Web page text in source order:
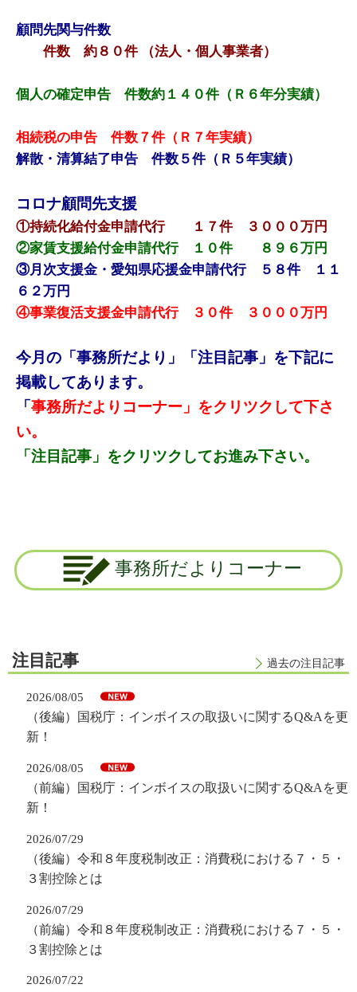
顧問先関与件数
件数 約８０件 （法人・個人事業者）
個人の確定申告 件数約１４０件（Ｒ６年分実績）
相続税の申告 件数７件（Ｒ７年実績）
解散・清算結了申告 件数５件（Ｒ５年実績）
コロナ顧問先支援
①持続化給付金申請代行 １７件 ３０００万円
②家賃支援給付金申請代行 １０件 ８９６万円
③月次支援金・愛知県応援金申請代行 ５８件 １１
６２万円
④事業復活支援金申請代行 ３０件 ３０００万円
今月の「事務所だより」「注目記事」を下記に
掲載してあります。
「 事務所だよりコーナー」をクリツクして下さ
い。
「注目記事」をクリツクしてお進み下さい。
事務所だよりコーナー
注目記事 過去の注目記事
2026/08/05
（後編）国税庁：インボイスの取扱いに関するQ&Aを更
新！
2026/08/05
（前編）国税庁：インボイスの取扱いに関するQ&Aを更
新！
2026/07/29
（後編）令和８年度税制改正：消費税における７・５・
３割控除とは
2026/07/29
（前編）令和８年度税制改正：消費税における７・５・
３割控除とは
2026/07/22